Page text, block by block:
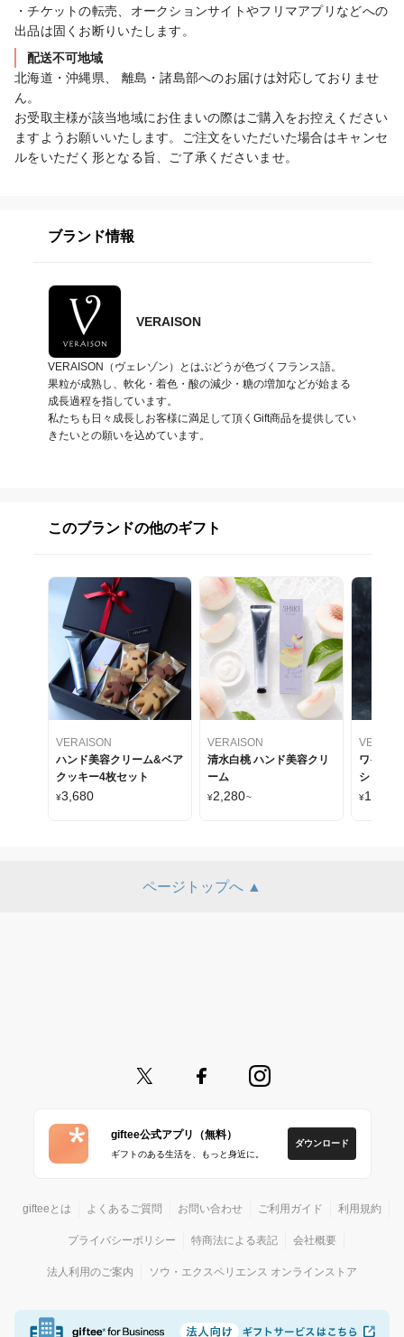
・チケットの転売、オークションサイトやフリマアプリなどへの
出品は固くお断りいたします。
配送不可地域
北海道・沖縄県、 離島・諸島部へのお届けは対応しておりませ
ん。
お受取主様が該当地域にお住まいの際はご購入をお控えください
ますようお願いいたします。ご注文をいただいた場合はキャンセ
ルをいただく形となる旨、ご了承くださいませ。
ブランド情報
VERAISON
VERAISON（ヴェレゾン）とはぶどうが色づくフランス語。
果粒が成熟し、軟化・着色・酸の減少・糖の増加などが始まる
成長過程を指しています。
私たちも日々成長しお客様に満足して頂くGift商品を提供してい
きたいとの願いを込めています。
このブランドの他のギフト
VERAISON
ハンド美容クリーム&ベア
クッキー4枚セット
¥3,680
VERAISON
清水白桃 ハンド美容クリ
ーム
¥2,280~
ワイン
シャン
イル漬
¥14,780
ページトップへ ▲
giftee公式アプリ（無料）
ギフトのある生活を、もっと身近に。
ダウンロード
gifteeとは よくあるご質問 お問い合わせ ご利用ガイド 利用規約
プライバシーポリシー 特商法による表記 会社概要
法人利用のご案内 ソウ・エクスペリエンス オンラインストア